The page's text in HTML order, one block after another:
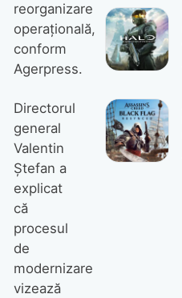
reorganizare
operațională,
conform
Agerpress.
Directorul
general
Valentin
Ștefan a
explicat
că
procesul
de
modernizare
vizează